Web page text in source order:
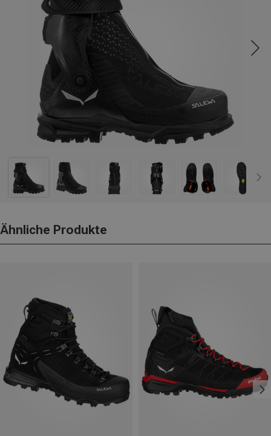
Ähnliche Produkte